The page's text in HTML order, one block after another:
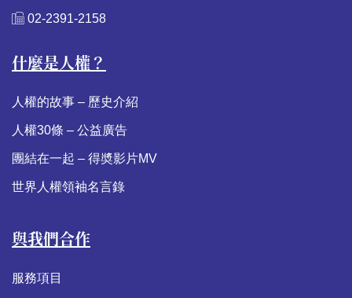
02-2391-2158
什麼是人權？
人權的故事 – 歷史介紹
人權30條 – 公益廣告
團結在一起 – 得奬影片MV
世界人權領袖名言錄
與我們合作
服務項目